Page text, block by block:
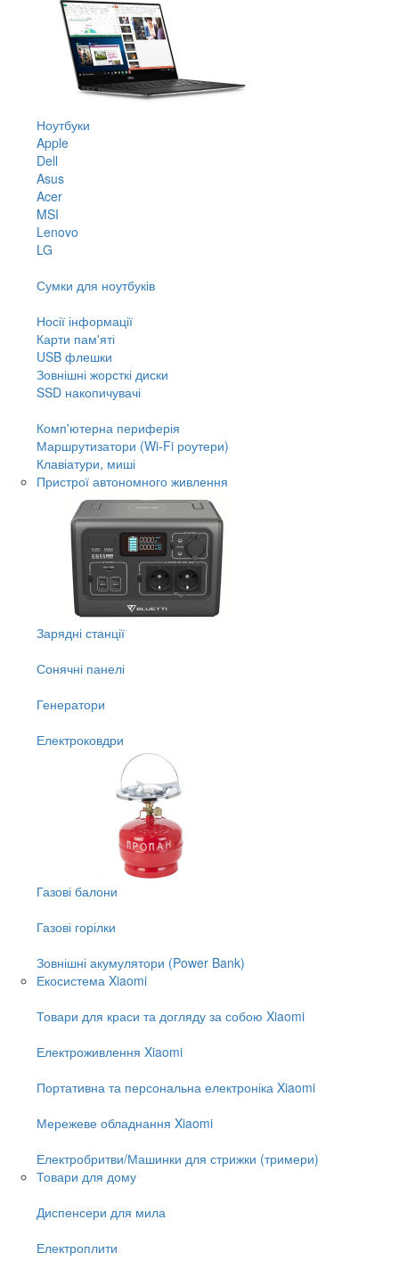
Ноутбуки
Apple
Dell
Asus
Acer
MSI
Lenovo
LG
Сумки для ноутбуків
Носії інформації
Карти пам'яті
USB флешки
Зовнішні жорсткі диски
SSD накопичувачі
Комп'ютерна периферія
Маршрутизатори (Wi-Fi роутери)
Клавіатури, миші
Пристрої автономного живлення
Зарядні станції
Сонячні панелі
Генератори
Електроковдри
Газові балони
Газові горілки
Зовнішні акумулятори (Power Bank)
Екосистема Xiaomi
Товари для краси та догляду за собою Xiaomi
Електроживлення Xiaomi
Портативна та персональна електроніка Xiaomi
Мережеве обладнання Xiaomi
Електробритви/Машинки для стрижки (тримери)
Товари для дому
Диспенсери для мила
Електроплити